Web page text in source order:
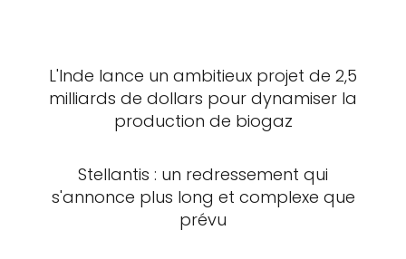
L'Inde lance un ambitieux projet de 2,5
milliards de dollars pour dynamiser la
production de biogaz
Stellantis : un redressement qui
s'annonce plus long et complexe que
prévu